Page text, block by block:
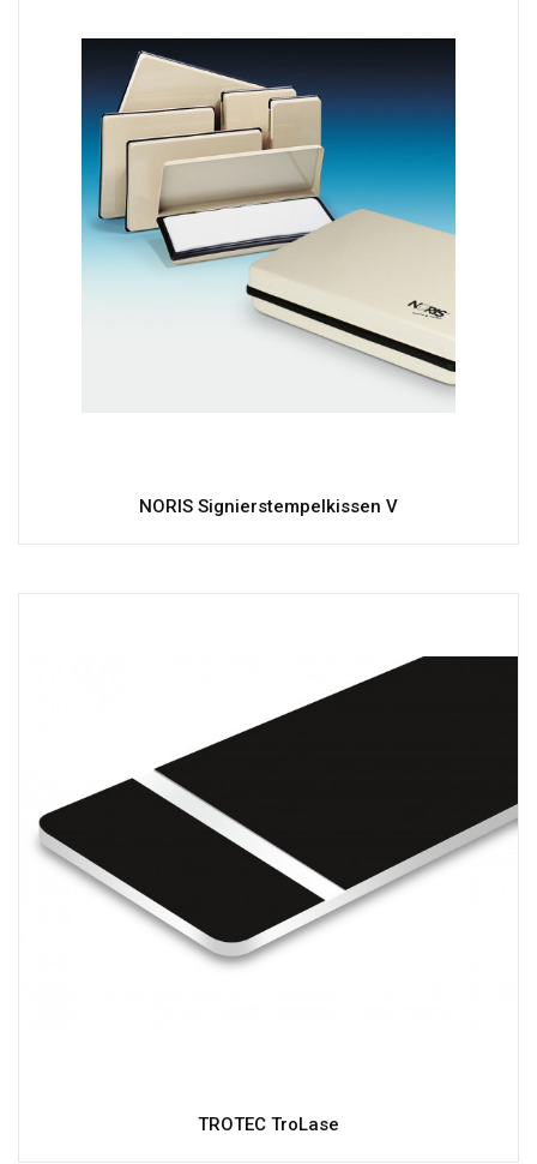
NORIS Signierstempelkissen V
TROTEC TroLase